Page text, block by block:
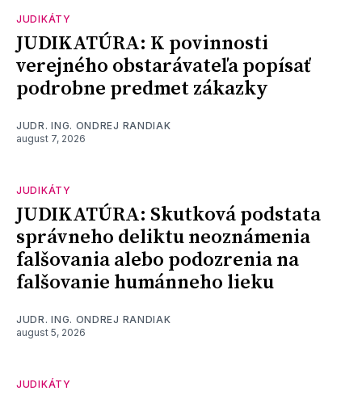
JUDIKÁTY
JUDIKATÚRA: K povinnosti
verejného obstarávateľa popísať
podrobne predmet zákazky
JUDR. ING. ONDREJ RANDIAK
august 7, 2026
JUDIKÁTY
JUDIKATÚRA: Skutková podstata
správneho deliktu neoznámenia
falšovania alebo podozrenia na
falšovanie humánneho lieku
JUDR. ING. ONDREJ RANDIAK
august 5, 2026
JUDIKÁTY